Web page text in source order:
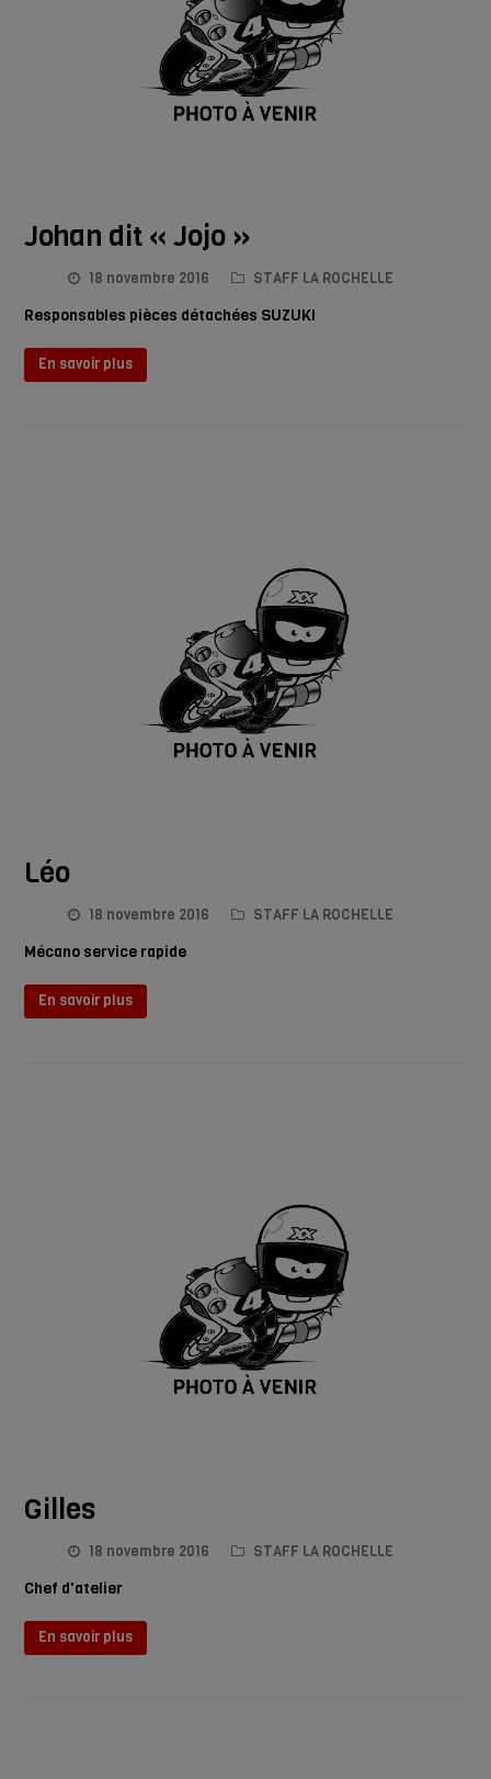
Johan dit « Jojo »
18 novembre 2016 STAFF LA ROCHELLE
Responsables pièces détachées SUZUKI
En savoir plus
Léo
18 novembre 2016 STAFF LA ROCHELLE
Mécano service rapide
En savoir plus
Gilles
18 novembre 2016 STAFF LA ROCHELLE
Chef d'atelier
En savoir plus